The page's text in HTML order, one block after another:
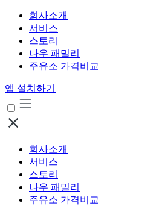
회사소개
서비스
스토리
나우 패밀리
주유소 가격비교
앱 설치하기
회사소개
서비스
스토리
나우 패밀리
주유소 가격비교